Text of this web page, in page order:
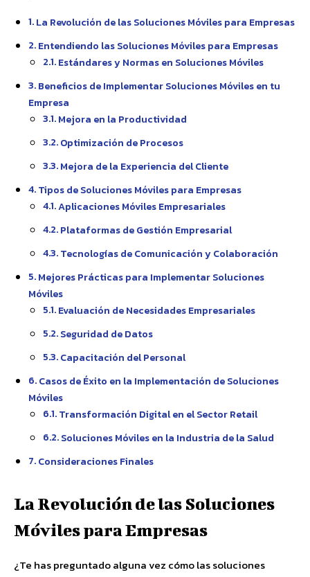
La Revolución de las Soluciones Móviles para Empresas
Entendiendo las Soluciones Móviles para Empresas
Estándares y Normas en Soluciones Móviles
Beneficios de Implementar Soluciones Móviles en tu
Empresa
Mejora en la Productividad
Optimización de Procesos
Mejora de la Experiencia del Cliente
Tipos de Soluciones Móviles para Empresas
Aplicaciones Móviles Empresariales
Plataformas de Gestión Empresarial
Tecnologías de Comunicación y Colaboración
Mejores Prácticas para Implementar Soluciones
Móviles
Evaluación de Necesidades Empresariales
Seguridad de Datos
Capacitación del Personal
Casos de Éxito en la Implementación de Soluciones
Móviles
Transformación Digital en el Sector Retail
Soluciones Móviles en la Industria de la Salud
Consideraciones Finales
La Revolución de las Soluciones
Móviles para Empresas
¿Te has preguntado alguna vez cómo las soluciones